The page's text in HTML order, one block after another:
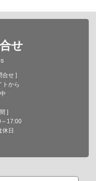
せ
合せ ]
トから
]
17:00
休日